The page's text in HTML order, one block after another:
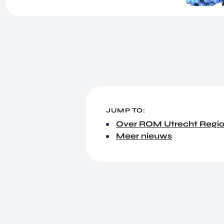
JUMP TO:
Over ROM Utrecht
Meer nieuws